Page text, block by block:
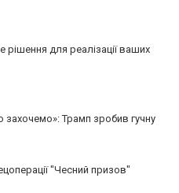
рішення для реалізації ваших
Трамп зробив гучну
"Чесний призов"